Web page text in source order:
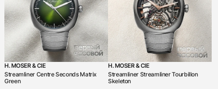
H. MOSER & CIE
Streamliner Centre Seconds Matrix
Green
H. MOSER & CIE
Streamliner Streamliner Tourbillon
Skeleton